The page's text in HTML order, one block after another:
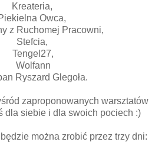
Kreateria,
Owca,
z Ruchomej Pracowni,
Stefcia,
Tengel27,
Wolfann
Ryszard Glegoła.
zaproponowanych warsztatów
dla siebie i dla swoich pociech :)
można zrobić przez trzy dni: